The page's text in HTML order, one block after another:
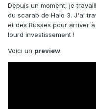
Depuis un moment, je
du scarab de Halo 3. J'ai
et des Russes pour arriver
lourd investissement !
Voici un preview: